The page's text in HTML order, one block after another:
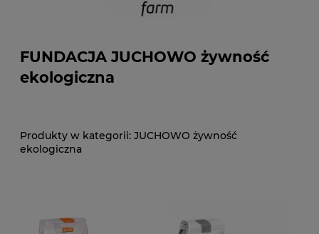
FUNDACJA JUCHOWO żywność
ekologiczna
JUCHOWO żywność
ekologiczna